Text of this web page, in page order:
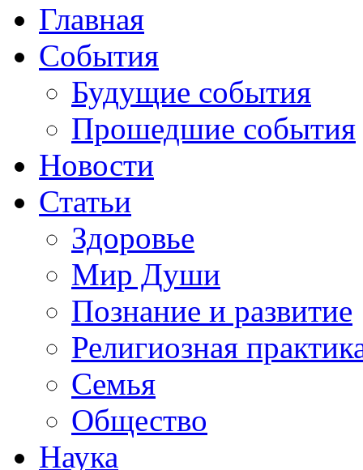
Главная
События
Будущие события
Прошедшие события
Новости
Статьи
Здоровье
Мир Души
Познание и развитие
Религиозная
Семья
Общество
Наука